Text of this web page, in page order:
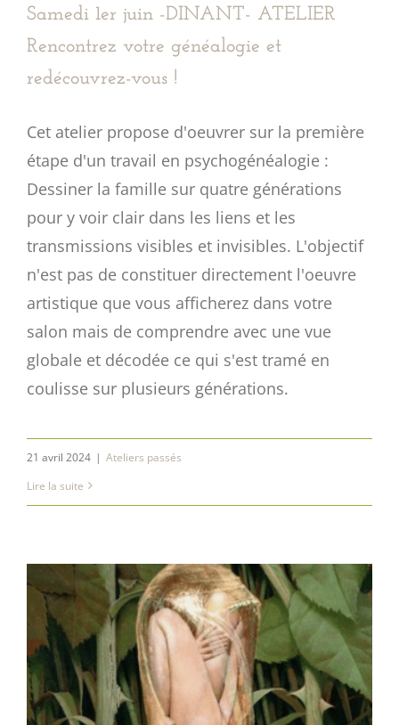
Samedi 1er juin -DINANT- ATELIER
Rencontrez votre généalogie et
redécouvrez-vous !
Cet atelier propose d'oeuvrer sur la première
étape d'un travail en psychogénéalogie :
Dessiner la famille sur quatre générations
pour y voir clair dans les liens et les
transmissions visibles et invisibles. L'objectif
n'est pas de constituer directement l'oeuvre
artistique que vous afficherez dans votre
salon mais de comprendre avec une vue
globale et décodée ce qui s'est tramé en
coulisse sur plusieurs générations.
21 avril 2024 | Ateliers passés
Lire la suite